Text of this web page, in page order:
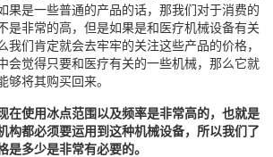
果是一些普通的产品的话，那我们对于消费的
是非常的高，但是如果是和医疗机械设备有关
我们肯定就会去牢牢的关注这些产品的价格，
会觉得只要和医疗有关的一些机械，那么它就
够将其购买回来。
在使用冰点范围以及频率是非常高的，也就是
构都必须要运用到这种机械设备，所以我们了
是多少是非常有必要的。